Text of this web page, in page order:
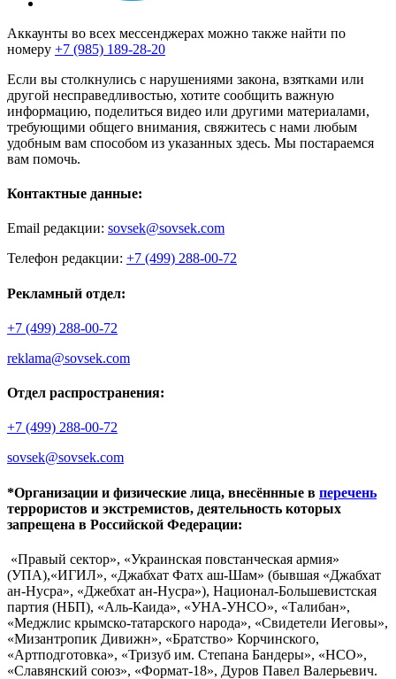
Аккаунты во всех мессенджерах можно также найти по
номеру +7 (985) 189-28-20
Если вы столкнулись с нарушениями закона, взятками или
другой несправедливостью, хотите сообщить важную
информацию, поделиться видео или другими материалами,
требующими общего внимания, свяжитесь с нами любым
удобным вам способом из указанных здесь. Мы постараемся
вам помочь.
Контактные данные:
Email редакции: sovsek@sovsek.com
Телефон редакции: +7 (499) 288-00-72
Рекламный отдел:
+7 (499) 288-00-72
reklama@sovsek.com
Отдел распространения:
+7 (499) 288-00-72
sovsek@sovsek.com
*Организации и физические лица, внесённные в перечень
террористов и экстремистов, деятельность которых
запрещена в Российской Федерации:
«Правый сектор», «Украинская повстанческая армия»
(УПА),«ИГИЛ», «Джабхат Фатх аш-Шам» (бывшая «Джабхат
ан-Нусра», «Джебхат ан-Нусра»), Национал-Большевистская
партия (НБП), «Аль-Каида», «УНА-УНСО», «Талибан»,
«Меджлис крымско-татарского народа», «Свидетели Иеговы»,
«Мизантропик Дивижн», «Братство» Корчинского,
«Артподготовка», «Тризуб им. Степана Бандеры», «НСО»,
«Славянский союз», «Формат-18», Дуров Павел Валерьевич.